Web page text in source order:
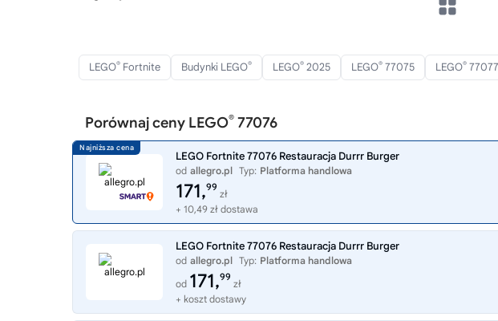
LEGO® Fortnite Budynki LEGO® LEGO® 2025 LEGO® 77075 LEGO® 77077
Porównaj ceny LEGO® 77076
LEGO Fortnite 77076 Restauracja Durrr Burger
od allegro.pl Typ: Platforma handlowa
171,99
zł
+ 10,49 zł dostawa
LEGO Fortnite 77076 Restauracja Durrr Burger
od allegro.pl Typ: Platforma handlowa
od 171,99
zł
+ koszt dostawy